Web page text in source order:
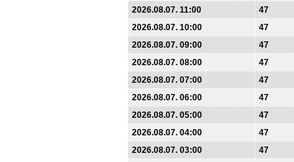
2026.08.07. 11:00
47
2026.08.07. 10:00
47
2026.08.07. 09:00
47
2026.08.07. 08:00
47
2026.08.07. 07:00
47
2026.08.07. 06:00
47
2026.08.07. 05:00
47
2026.08.07. 04:00
47
2026.08.07. 03:00
47